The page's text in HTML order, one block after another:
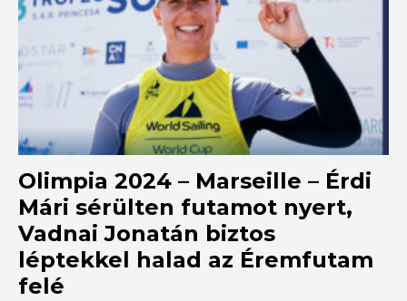
Olimpia 2024 – Marseille – Érdi
Mári sérülten futamot nyert,
Vadnai Jonatán biztos
léptekkel halad az Éremfutam
felé